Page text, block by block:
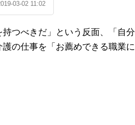
03-02 11:02
つべきだ」という反面、「自分
の仕事を「お薦めできる職業に